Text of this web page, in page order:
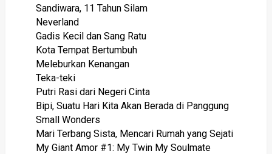
Sandiwara, 11 Tahun Silam
Neverland
Gadis Kecil dan Sang Ratu
Kota Tempat Bertumbuh
Meleburkan Kenangan
Teka-teki
Putri Rasi dari Negeri Cinta
Bipi, Suatu Hari Kita Akan Berada di Panggung
Small Wonders
Mari Terbang Sista, Mencari Rumah yang Sejati
My Giant Amor #1: My Twin My Soulmate